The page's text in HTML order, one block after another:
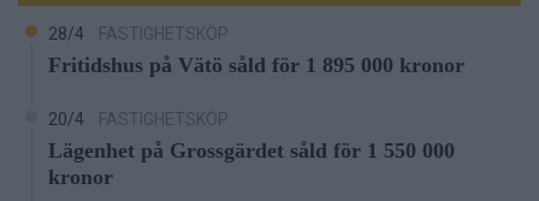
28/4 FASTIGHETSKÖP
Fritidshus på Vätö såld för 1 895 000 kronor
20/4 FASTIGHETSKÖP
Lägenhet på Grossgärdet såld för 1 550 000
kronor